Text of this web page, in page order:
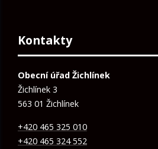
Kontakty
Obecní úřad Žichlínek
Žichlínek 3
563 01 Žichlínek
+420 465 325 010
+420 465 324 552